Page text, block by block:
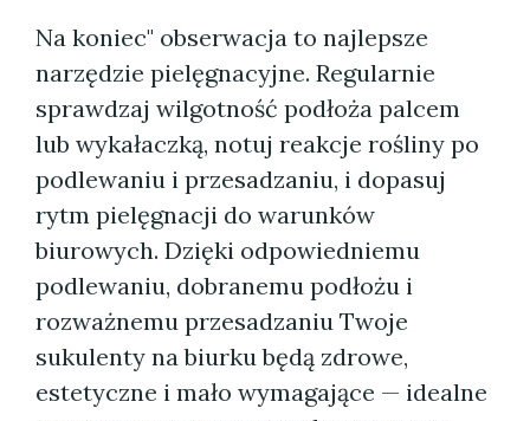
Na koniec" obserwacja to najlepsze
narzędzie pielęgnacyjne. Regularnie
sprawdzaj wilgotność podłoża palcem
lub wykałaczką, notuj reakcje rośliny po
podlewaniu i przesadzaniu, i dopasuj
rytm pielęgnacji do warunków
biurowych. Dzięki odpowiedniemu
podlewaniu, dobranemu podłożu i
rozważnemu przesadzaniu Twoje
sukulenty na biurku będą zdrowe,
estetyczne i mało wymagające — idealne